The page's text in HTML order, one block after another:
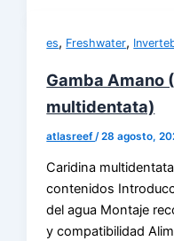
es, Freshwater,
Gamba Amano
multidentata)
atlasreef /28 agosto,
Caridina
contenidos
del agua Montaje
y compatibilidad